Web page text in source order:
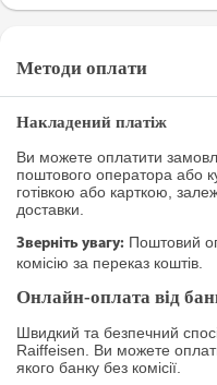
Методи оплати
Накладений платіж
Ви можете оплатити
поштового оператора або
готівкою або карткою,
доставки.
Зверніть увагу: Поштовий
комісію за переказ коштів.
Онлайн-оплата від
Швидкий та безпечний
Raiffeisen. Ви можете
якого банку без комісії.